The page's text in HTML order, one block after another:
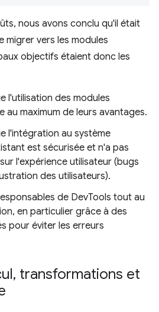
nous avons conclu qu'il était
migrer vers les modules
objectifs étaient donc les
l'utilisation des modules
au maximum de leurs avantages.
l'intégration au système
est sécurisée et n'a pas
l'expérience utilisateur (bugs
des utilisateurs).
de DevTools tout au
en particulier grâce à des
pour éviter les erreurs
, transformations et